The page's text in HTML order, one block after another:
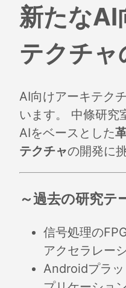
新たなAI
テクチャ
AI向けアーキテク
います。 中條研究
AIをベースとした
テクチャの開発に
～過去の研究テ
信号処理の
アクセラレー
Androidプラ